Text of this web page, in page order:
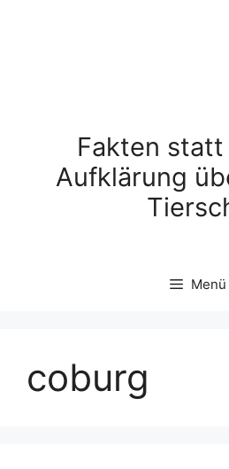
Fakten statt
Aufklärung
Menü
coburg